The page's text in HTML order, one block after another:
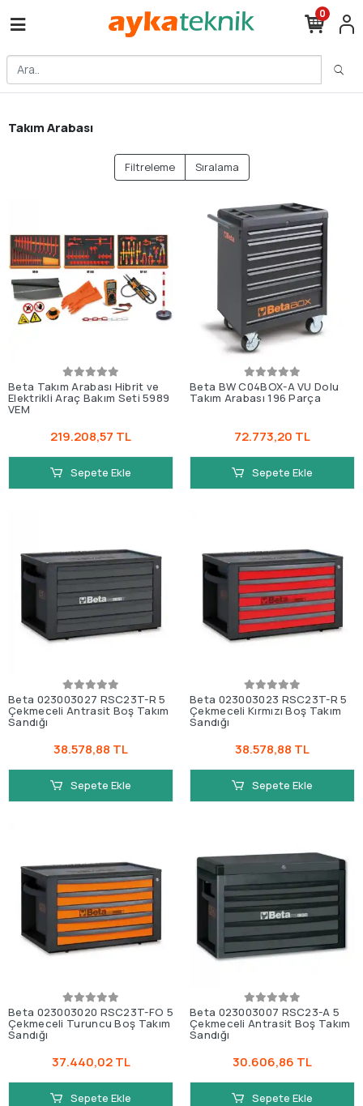
0
Takım Arabası
Filtreleme Sıralama
Beta Takım Arabası Hibrit ve
Elektrikli Araç Bakım Seti 5989
VEM
219.208,57 TL
Sepete Ekle
Beta BW C04BOX-A VU Dolu
Takım Arabası 196 Parça
72.773,20 TL
Sepete Ekle
Beta 023003027 RSC23T-R 5
Çekmeceli Antrasit Boş Takım
Sandığı
38.578,88 TL
Sepete Ekle
Beta 023003023 RSC23T-R 5
Çekmeceli Kırmızı Boş Takım
Sandığı
38.578,88 TL
Sepete Ekle
Beta 023003020 RSC23T-FO 5
Çekmeceli Turuncu Boş Takım
Sandığı
37.440,02 TL
Sepete Ekle
Beta 023003007 RSC23-A 5
Çekmeceli Antrasit Boş Takım
Sandığı
30.606,86 TL
Sepete Ekle